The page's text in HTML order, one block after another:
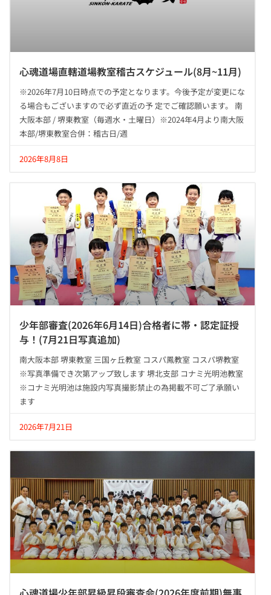
心魂道場直轄道場教室稽古スケジュール(8月~11月)
※2026年7月10日時点での予定となります。今後予定が変更にな
る場合もございますので必ず直近の予 定でご確認願います。 南
大阪本部 / 堺東教室（毎週水・土曜日）※2024年4月より南大阪
本部/堺東教室合併：稽古日/週
2026年8月8日
少年部審査(2026年6月14日)合格者に帯・認定証授
与！(7月21日写真追加)
南大阪本部 堺東教室 三国ヶ丘教室 コスパ鳳教室 コスパ堺教室
※写真準備でき次第アップ致します 堺北支部 コナミ光明池教室
※コナミ光明池は施設内写真撮影禁止の為掲載不可ご了承願い
ます
2026年7月21日